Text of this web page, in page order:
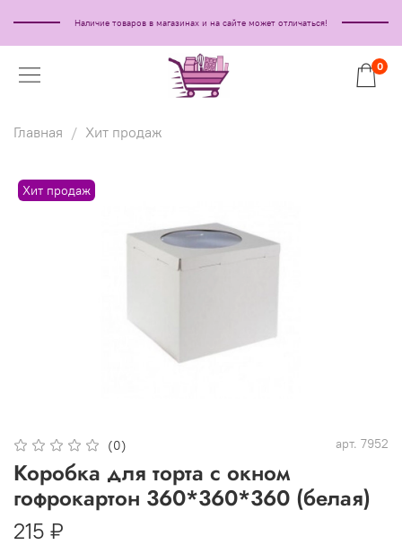
Наличие товаров в магазинах и на сайте может отличаться!
0
Главная Хит продаж
Хит продаж
(0) арт. 7952
Коробка для торта с окном
гофрокартон 360*360*360 (белая)
215 ₽